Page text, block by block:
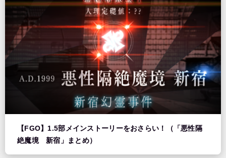
【FGO】1.5部メインストーリーをおさらい！（「悪性隔
絶魔境 新宿」まとめ）